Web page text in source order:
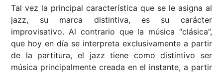
Tal vez la principal característica que se le asigna al
jazz, su marca distintiva, es su carácter
improvisativo. Al contrario que la música “clásica”,
que hoy en día se interpreta exclusivamente a partir
de la partitura, el jazz tiene como distintivo ser
música principalmente creada en el instante, a partir